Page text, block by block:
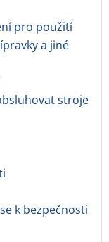
pro použití
a jiné
stroje
k bezpečnosti